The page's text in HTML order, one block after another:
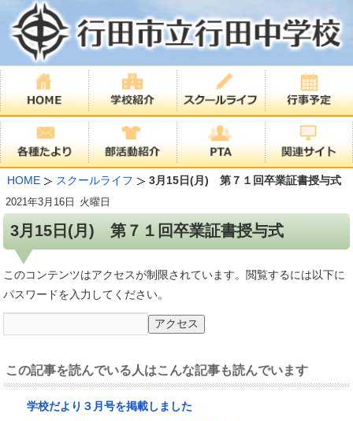
HOME スクールライフ 3月15日(月) 第７１回卒業証書授与式
3月15日(月) 第７１回卒業証書授与式
2021年3月16日 火曜日
このコンテンツはアクセスが制限されています。閲覧するには以下に
パスワードを入力してください。
この記事を読んでいる人はこんな記事も読んでいます
学校だより３月号を掲載しました